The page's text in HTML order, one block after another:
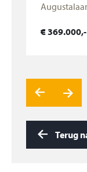
Badkamer II
en sauna.
Algemeen:
noord-westen
tegels.
€
Terug